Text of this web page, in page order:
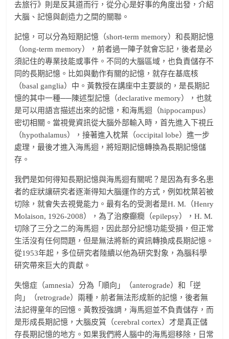
去旅行》則是反其道而行，從分心是好事的角度出發，介紹
大腦、記憶與創造力之間的關聯。
記憶，可以分為短期記憶（short-term memory）和長期記憶
（long-term memory），前者過一陣子就會忘記，後者是必
須記住的專業技能或事件。不同的大腦區域，也負責儲存不
同的長期記憶。比如與動作有關的記憶，就存在基底核
（basal ganglia）中。黃教授在講座中主要談的，是長期記
憶的其中一種──陳述型記憶（declarative memory），也就
是可以用語言描述出來的記憶，和海馬迴（hippocampus）
密切相關。當視覺資訊從大腦外部輸入時，首先進入下視丘
（hypothalamus），接著進入枕葉（occipital lobe）進一步
處理，最後才進入海馬迴，將短期記憶轉換為長期記憶儲
存。
我們是如何得知長期記憶與海馬迴有關呢？是因為有多名患
者的症狀讓研究者逐漸得知大腦運作的方式，例如枕葉若被
切除，就會失去視覺能力。最有名的受測者是H. M.（Henry
Molaison, 1926-2008），為了治療癲癇（epilepsy），H. M.
切除了三分之二的海馬迴，因此部分記憶功能受損，但正常
生活沒有任何問題，但是無法將新的資訊轉換成長期記憶。
從1953年起，多位研究者陸續以他為研究對象，為腦科學
研究帶來巨大的貢獻。
失憶症（amnesia）分為「順向」（anterograde）和「逆
向」（retrograde）兩種，前者無法形成新的記憶，後者無
法記得童年的回憶。黃教授強調，海馬迴並不負責儲存，而
是形成長期記憶，大腦皮質（cerebral cortex）才是真正儲
存長期記憶的地方。如果我們將人腦中的海馬迴移除，日常